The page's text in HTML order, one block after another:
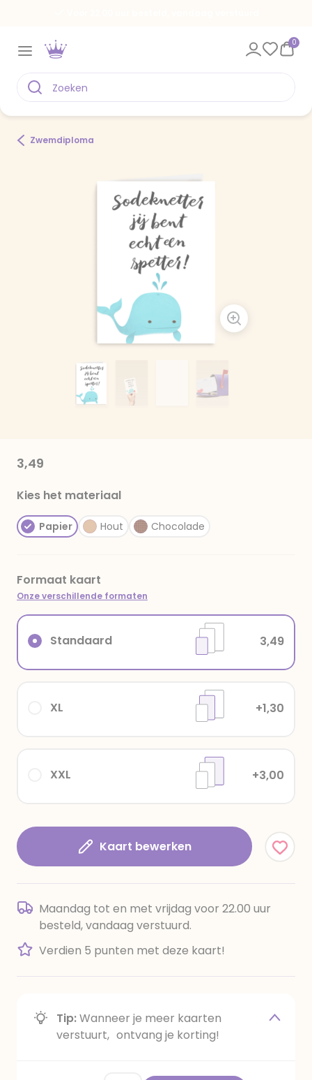
0
Zwemdiploma
3,49
Kies het materiaal
Papier Hout Chocolade
Formaat kaart
Onze verschillende formaten
XXL +3,00
XL +1,30
Standaard 3,49
Kaart bewerken
Maandag tot en met vrijdag voor 22.00 uur
besteld, vandaag verstuurd.
Verdien 5 punten met deze kaart!
Tip:Wanneer je meer kaarten
verstuurt, ontvang je korting!